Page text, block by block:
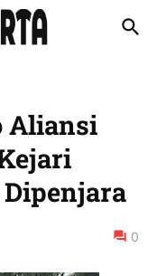
Aliansi
0